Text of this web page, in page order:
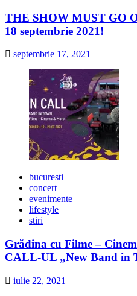
THE SHOW MUST GO
18 septembrie 2021!
septembrie 17, 2021
bucuresti
concert
evenimente
lifestyle
stiri
Grădina cu Filme –
CALL-UL „New Band in
iulie 22, 2021